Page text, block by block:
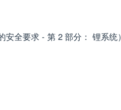
全要求 - 第 2 部分： 锂系统）